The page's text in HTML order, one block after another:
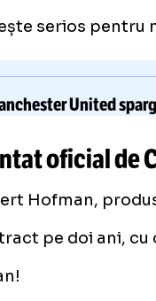
serios pentru
United
oficial de
Hofman,
pe doi ani,